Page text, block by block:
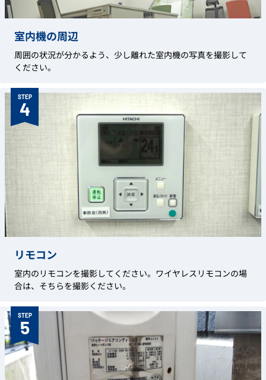
室内機の周辺
周囲の状況が分かるよう、少し離れた室内機の写真を撮影して
ください。
STEP
4
リモコン
室内のリモコンを撮影してください。ワイヤレスリモコンの場
合は、そちらを撮影ください。
STEP
5